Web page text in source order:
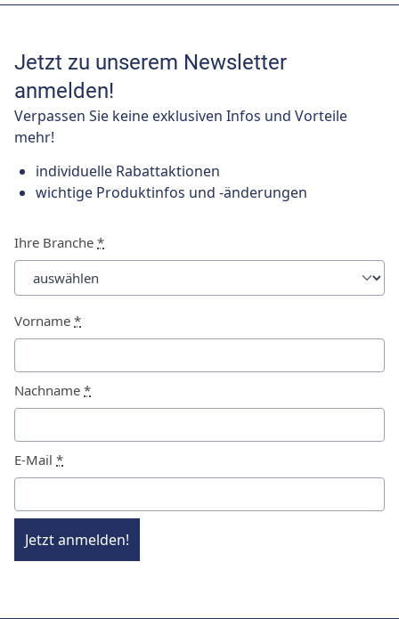
Jetzt zu unserem Newsletter
anmelden!
Verpassen Sie keine exklusiven Infos und Vorteile
mehr!
individuelle Rabattaktionen
wichtige Produktinfos und -änderungen
Ihre Branche *
Vorname *
Nachname *
E-Mail *
Jetzt anmelden!